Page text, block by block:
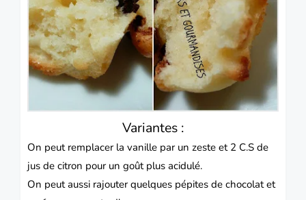
Variantes :
On peut remplacer la vanille par un zeste et 2 C.S de
jus de citron pour un goût plus acidulé.
On peut aussi rajouter quelques pépites de chocolat et